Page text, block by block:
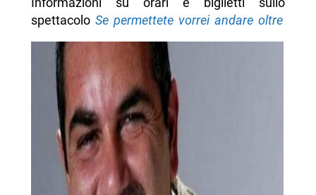
spettacolo Se permettete vorrei andare oltre